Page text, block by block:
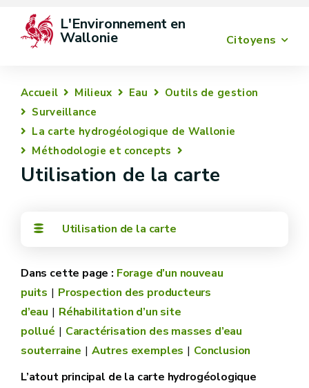
Citoyens
L'Environnement en
Wallonie
Accueil Milieux Eau
Outils de gestion
Surveillance
La carte hydrogéologique de Wallonie
Méthodologie et concepts
Utilisation de la carte
Utilisation de la carte
Forage d’un nouveau
puits
Prospection des producteurs
d’eau
Réhabilitation d’un site
pollué
Caractérisation des masses d’eau
souterraine
Autres exemples
Conclusion
L’atout principal de la carte hydrogéologique